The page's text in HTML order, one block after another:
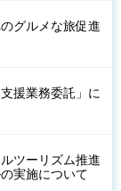
グルメな旅促進
援業務委託」に
ツーリズム推進
実施について